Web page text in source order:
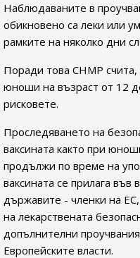
Наблюдаваните в
обикновено са леки или
рамките на няколко дни
Поради това CHMP
юноши на възраст от 12
рисковете.
Проследяването на
ваксината както при
продължи по време на
ваксината се прилага във
държавите - членки на
на лекарствената
допълнителни
Европейските власти.